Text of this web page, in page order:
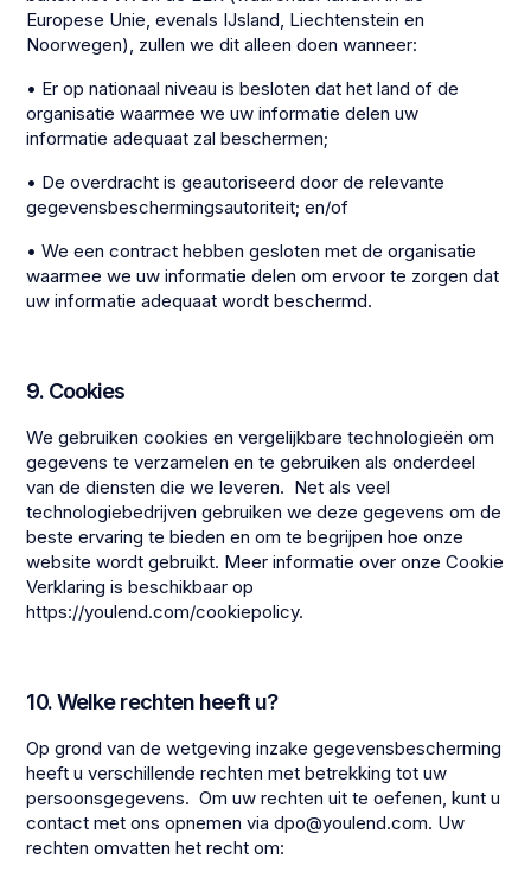
Europese Unie, evenals IJsland, Liechtenstein en
Noorwegen), zullen we dit alleen doen wanneer:
• Er op nationaal niveau is besloten dat het land of de
organisatie waarmee we uw informatie delen uw
informatie adequaat zal beschermen;
• De overdracht is geautoriseerd door de relevante
gegevensbeschermingsautoriteit; en/of
• We een contract hebben gesloten met de organisatie
waarmee we uw informatie delen om ervoor te zorgen dat
uw informatie adequaat wordt beschermd.
9. Cookies
We gebruiken cookies en vergelijkbare technologieën om
gegevens te verzamelen en te gebruiken als onderdeel
van de diensten die we leveren. Net als veel
technologiebedrijven gebruiken we deze gegevens om de
beste ervaring te bieden en om te begrijpen hoe onze
website wordt gebruikt. Meer informatie over onze Cookie
Verklaring is beschikbaar op
https://youlend.com/cookiepolicy.
10. Welke rechten heeft u?
Op grond van de wetgeving inzake gegevensbescherming
heeft u verschillende rechten met betrekking tot uw
persoonsgegevens. Om uw rechten uit te oefenen, kunt u
contact met ons opnemen via dpo@youlend.com. Uw
rechten omvatten het recht om: